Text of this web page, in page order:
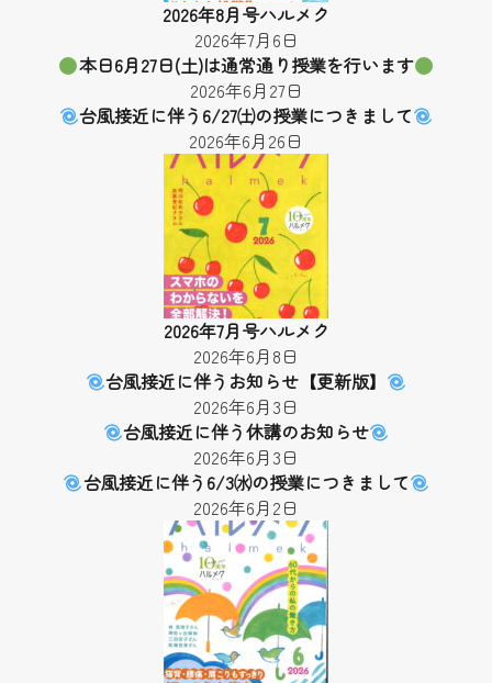
2026年8月号ハルメク
2026年7月6日
本日6月27日(土)は通常通り授業を行います
2026年6月27日
台風接近に伴う6/27㈯の授業につきまして
2026年6月26日
2026年7月号ハルメク
2026年6月8日
台風接近に伴うお知らせ【更新版】
2026年6月3日
台風接近に伴う休講のお知らせ
2026年6月3日
台風接近に伴う6/3㈬の授業につきまして
2026年6月2日